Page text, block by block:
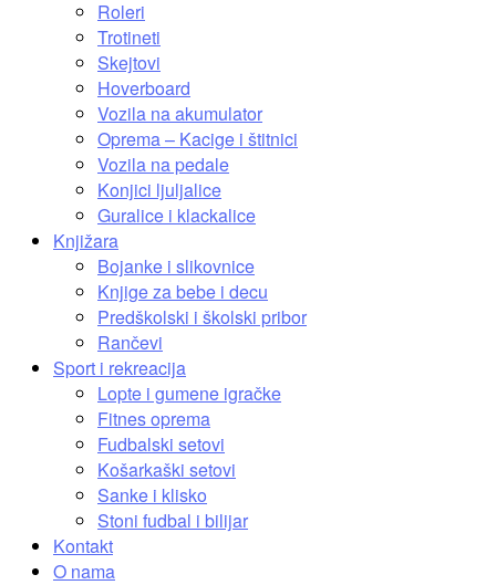
Roleri
Trotineti
Skejtovi
Hoverboard
Vozila na akumulator
Oprema – Kacige i štitnici
Vozila na pedale
Konjici ljuljalice
Guralice i klackalice
Knjižara
Bojanke i slikovnice
Knjige za bebe i decu
Predškolski i školski pribor
Rančevi
Sport i rekreacija
Lopte i gumene igračke
Fitnes oprema
Fudbalski setovi
Košarkaški setovi
Sanke i klisko
Stoni fudbal i bilijar
Kontakt
O nama